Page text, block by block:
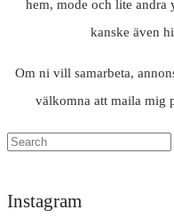
hem, mode och lite andra
kanske även
Om ni vill samarbeta,
välkomna att maila mig
Instagram